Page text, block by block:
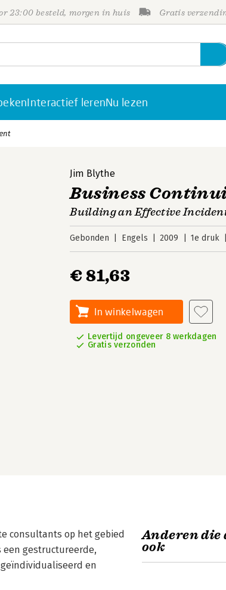
23:00 besteld, morgen in huis Gratis
Interactief lerenNu lezen
Jim Blythe
Business
Building an Effective
Gebonden Engels 2009 1e druk
€ 81,63
In winkelwagen
Levertijd ongeveer 8 werkdagen
Gratis verzonden
consultants op het gebied
gestructureerde,
en
Anderen die
ook